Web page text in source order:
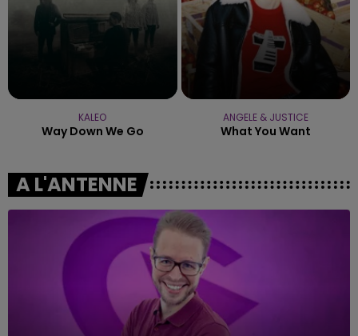
KALEO
Way Down We Go
ANGELE & JUSTICE
What You Want
A L'ANTENNE